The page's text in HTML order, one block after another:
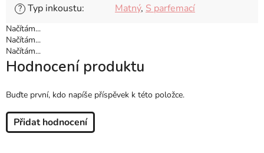
? Typ inkoustu: Matný, S parfemací
Načítám...
Načítám...
Načítám...
Hodnocení produktu
Buďte první, kdo napíše příspěvek k této položce.
Přidat hodnocení